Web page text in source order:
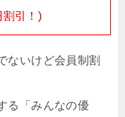
割引！)
ないけど会員制割
る「みんなの優